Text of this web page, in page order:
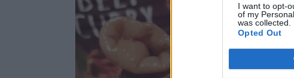
I want to opt-
of my
was collected.
Opted Out